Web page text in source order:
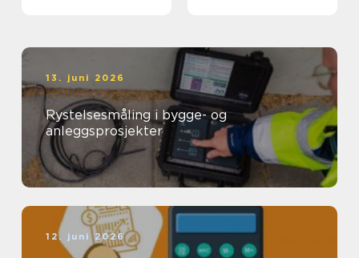
13. juni 2026
Rystelsesmåling i bygge- og
anleggsprosjekter
12. juni 2026